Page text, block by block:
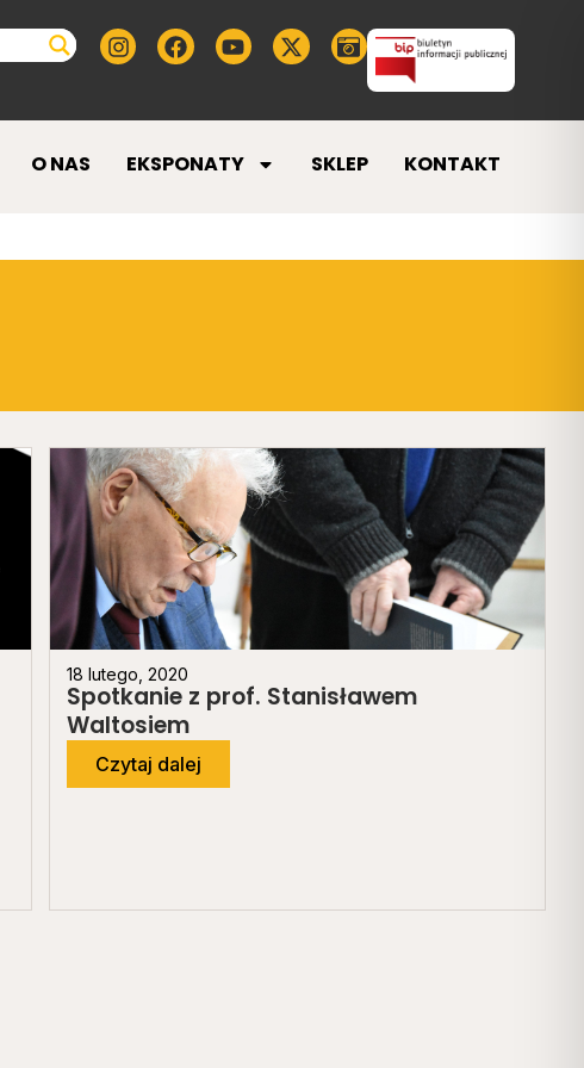
O NAS EKSPONATY SKLEP KONTAKT
18 lutego, 2020
Spotkanie z prof. Stanisławem
Waltosiem
Czytaj dalej